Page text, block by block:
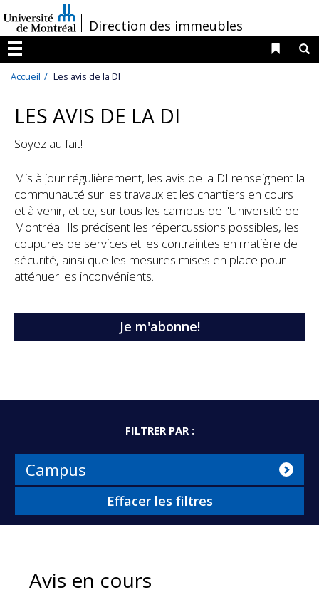
au
contenu
/Direction des immeubles
Menu
Liens
Accueil Les avis de la DI
LES AVIS DE LA DI
Soyez au fait!
Mis à jour régulièrement, les avis de la DI renseignent la
communauté sur les travaux et les chantiers en cours
et à venir, et ce, sur tous les campus de l'Université de
Montréal. Ils précisent les répercussions possibles, les
coupures de services et les contraintes en matière de
sécurité, ainsi que les mesures mises en place pour
atténuer les inconvénients.
Je m'abonne!
FILTRER PAR :
Campus
Effacer les filtres
Avis en cours